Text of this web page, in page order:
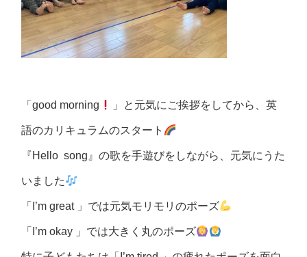
「good morning 」と元気にご挨拶をしてから、英
語のカリキュラムのスタート
『Hello song』の歌を手遊びをしながら、元気にうた
いました
「I’m great 」では元気モリモリのポーズ
「I’m okay 」では大きく丸のポーズ